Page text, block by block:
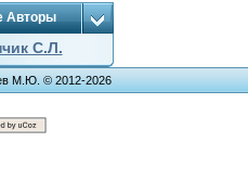
Авторы
С.Л.
М.Ю. © 2012-2026